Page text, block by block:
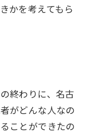
かを考えてもら
終わりに、名古
がどんな人なの
ことができたの